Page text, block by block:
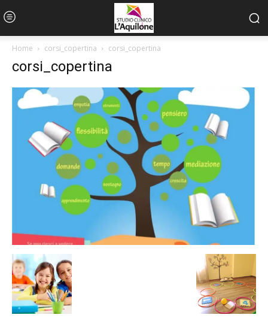
Home corsi_copertina corsi_copertina
corsi_copertina